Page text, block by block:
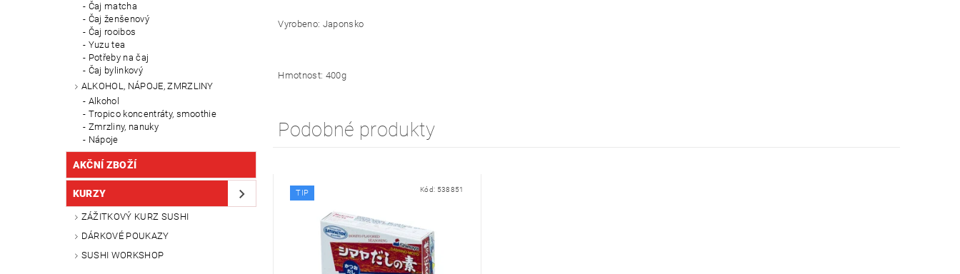
Čaj matcha
Čaj ženšenový
Čaj rooibos
Yuzu tea
Potřeby na čaj
Čaj bylinkový
ALKOHOL, NÁPOJE, ZMRZLINY
Alkohol
Tropico koncentráty, smoothie
Zmrzliny, nanuky
Nápoje
AKČNÍ ZBOŽÍ
KURZY
ZÁŽITKOVÝ KURZ SUSHI
DÁRKOVÉ POUKAZY
SUSHI WORKSHOP
Vyrobeno: Japonsko
Hmotnost: 400g
Podobné produkty
TIP Kód: 538851